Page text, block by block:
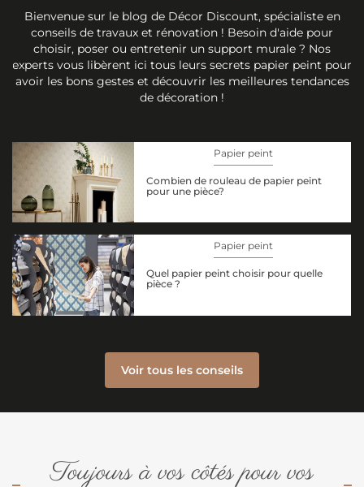
Bienvenue sur le blog de Décor Discount, spécialiste en
conseils de travaux et rénovation ! Besoin d'aide pour
choisir, poser ou entretenir un support murale ? Nos
experts vous libèrent ici tous leurs secrets papier peint pour
avoir les bons gestes et découvrir les meilleures tendances
de décoration !
Papier peint
Combien de rouleau de papier peint
pour une pièce?
Papier peint
Quel papier peint choisir pour quelle
pièce ?
Voir tous les conseils
Toujours à vos côtés pour vos